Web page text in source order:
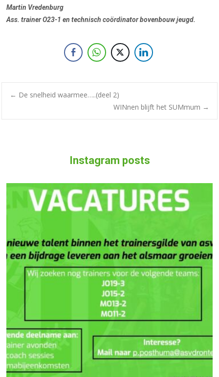
Martin Vredenburg
Ass. trainer O23-1 en technisch coördinator bovenbouw jeugd.
← De snelheid waarmee…..(deel 2)
WINnen blijft het SUMmum →
Instagram posts